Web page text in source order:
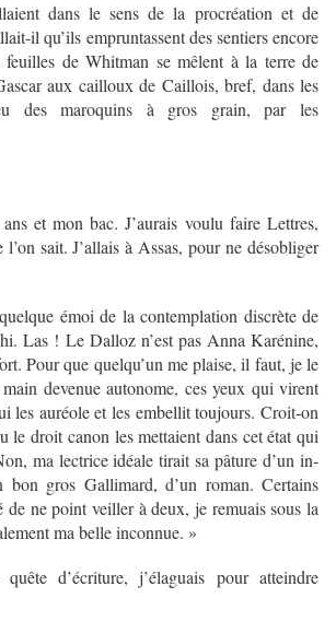
dans le sens de la procréation et de
il qu’ils empruntassent des sentiers encore
de Whitman se mêlent à la terre de
aux cailloux de Caillois, bref, dans les
des maroquins à gros grain, par les
et mon bac. J’aurais voulu faire Lettres,
sait. J’allais à Assas, pour ne désobliger
émoi de la contemplation discrète de
Las ! Le Dalloz n’est pas Anna Karénine,
Pour que quelqu’un me plaise, il faut, je le
devenue autonome, ces yeux qui virent
les auréole et les embellit toujours. Croit-on
le droit canon les mettaient dans cet état qui
ma lectrice idéale tirait sa pâture d’un in-
bon gros Gallimard, d’un roman. Certains
de ne point veiller à deux, je remuais sous la
ma belle inconnue. »
d’écriture, j’élaguais pour atteindre